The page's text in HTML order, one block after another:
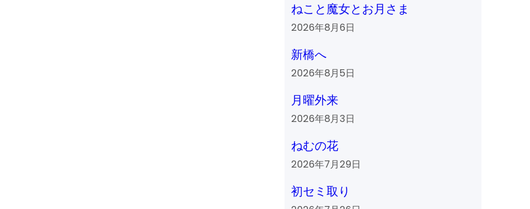
ねこと魔女とお月さま
2026年8月6日
新橋へ
2026年8月5日
月曜外来
2026年8月3日
ねむの花
2026年7月29日
初セミ取り